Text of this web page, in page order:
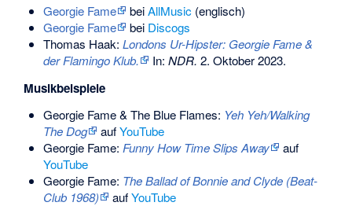
Georgie Fame
beiAllMusic(englisch)
Georgie Fame
bei Discogs
Thomas Haak: Londons Ur-Hipster: Georgie Fame &
der Flamingo Klub.
In: NDR. 2. Oktober 2023.
Musikbeispiele
Georgie Fame & The Blue Flames: Yeh Yeh/Walking
The Dog
aufYouTube
Georgie Fame: Funny How Time Slips Away
auf
YouTube
Georgie Fame: The Ballad of Bonnie and Clyde (Beat-
Club 1968)
aufYouTube